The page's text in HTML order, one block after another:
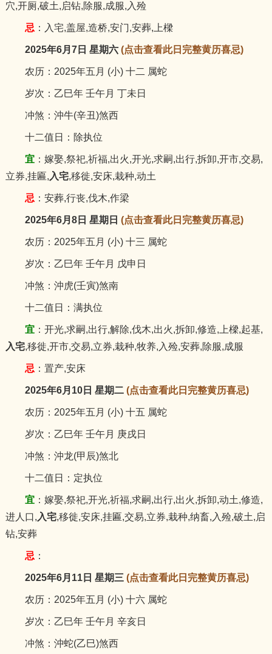
穴,开厕,破土,启钻,除服,成服,入殓
忌 ：入宅,盖屋,造桥,安门,安葬,上樑
2025年6月7日 星期六 (点击查看此日完整黄历喜忌)
农历：2025年五月 (小) 十二 属蛇
岁次：乙巳年 壬午月 丁未日
冲煞：沖牛(辛丑)煞西
十二值日：除执位
宜：嫁娶,祭祀,祈福,出火,开光,求嗣,出行,拆卸,开市,交易,
立券,挂匾, 入宅,移徙,安床,栽种,动土
忌 ：安葬,行丧,伐木,作梁
2025年6月8日 星期日 (点击查看此日完整黄历喜忌)
农历：2025年五月 (小) 十三 属蛇
岁次：乙巳年 壬午月 戊申日
冲煞：沖虎(壬寅)煞南
十二值日：满执位
宜：开光,求嗣,出行,解除,伐木,出火,拆卸,修造,上樑,起基,
入宅,移徙,开市,交易,立券,栽种,牧养,入殓,安葬,除服,成服
忌 ：置产,安床
2025年6月10日 星期二 (点击查看此日完整黄历喜忌)
农历：2025年五月 (小) 十五 属蛇
岁次：乙巳年 壬午月 庚戌日
冲煞：沖龙(甲辰)煞北
十二值日：定执位
宜：嫁娶,祭祀,开光,祈福,求嗣,出行,出火,拆卸,动土,修造,
进人口, 入宅,移徙,安床,挂匾,交易,立券,栽种,纳畜,入殓,破土,启
钻,安葬
忌 ：
2025年6月11日 星期三 (点击查看此日完整黄历喜忌)
农历：2025年五月 (小) 十六 属蛇
岁次：乙巳年 壬午月 辛亥日
冲煞：沖蛇(乙巳)煞西